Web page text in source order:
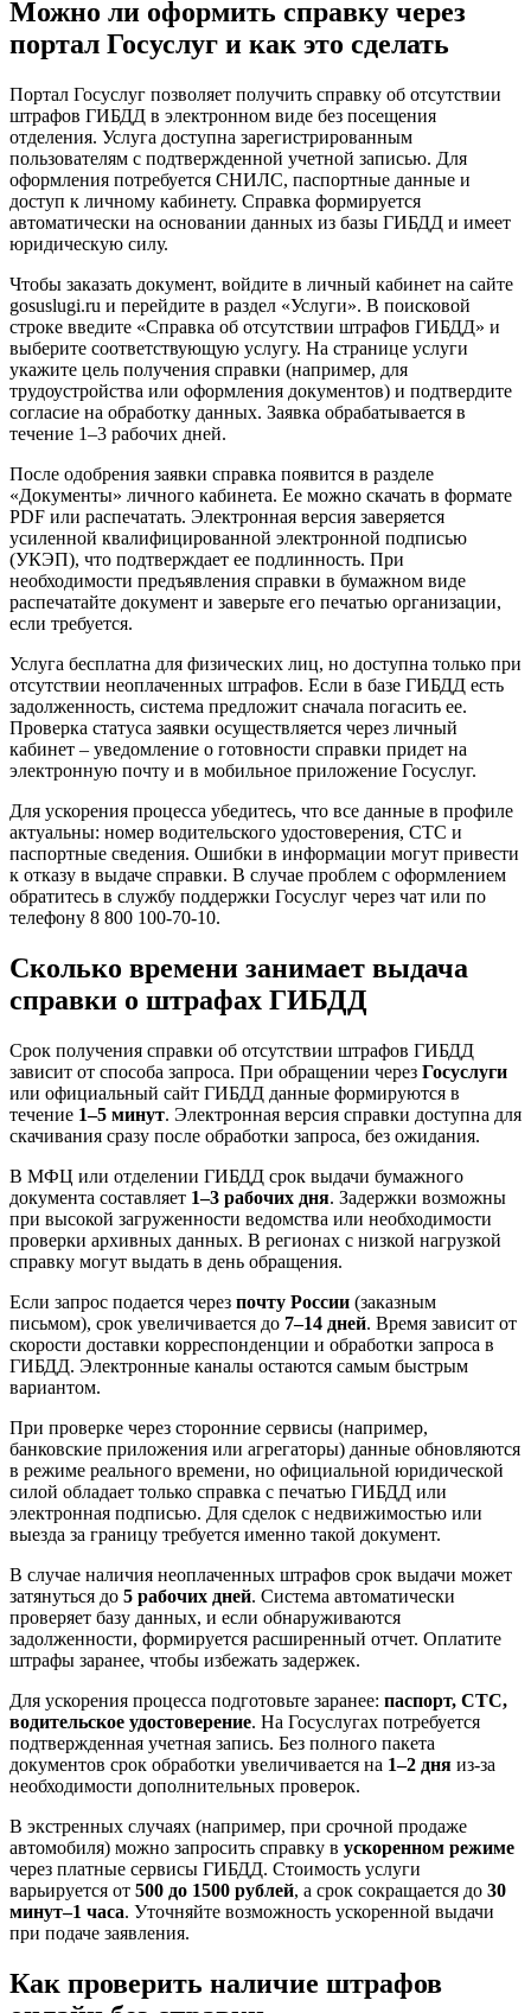
Можно ли оформить справку через
портал Госуслуг и как это сделать
Портал Госуслуг позволяет получить справку об отсутствии
штрафов ГИБДД в электронном виде без посещения
отделения. Услуга доступна зарегистрированным
пользователям с подтвержденной учетной записью. Для
оформления потребуется СНИЛС, паспортные данные и
доступ к личному кабинету. Справка формируется
автоматически на основании данных из базы ГИБДД и имеет
юридическую силу.
Чтобы заказать документ, войдите в личный кабинет на сайте
gosuslugi.ru и перейдите в раздел «Услуги». В поисковой
строке введите «Справка об отсутствии штрафов ГИБДД» и
выберите соответствующую услугу. На странице услуги
укажите цель получения справки (например, для
трудоустройства или оформления документов) и подтвердите
согласие на обработку данных. Заявка обрабатывается в
течение 1–3 рабочих дней.
После одобрения заявки справка появится в разделе
«Документы» личного кабинета. Ее можно скачать в формате
PDF или распечатать. Электронная версия заверяется
усиленной квалифицированной электронной подписью
(УКЭП), что подтверждает ее подлинность. При
необходимости предъявления справки в бумажном виде
распечатайте документ и заверьте его печатью организации,
если требуется.
Услуга бесплатна для физических лиц, но доступна только при
отсутствии неоплаченных штрафов. Если в базе ГИБДД есть
задолженность, система предложит сначала погасить ее.
Проверка статуса заявки осуществляется через личный
кабинет – уведомление о готовности справки придет на
электронную почту и в мобильное приложение Госуслуг.
Для ускорения процесса убедитесь, что все данные в профиле
актуальны: номер водительского удостоверения, СТС и
паспортные сведения. Ошибки в информации могут привести
к отказу в выдаче справки. В случае проблем с оформлением
обратитесь в службу поддержки Госуслуг через чат или по
телефону 8 800 100-70-10.
Сколько времени занимает выдача
справки о штрафах ГИБДД
Срок получения справки об отсутствии штрафов ГИБДД
зависит от способа запроса. При обращении через Госуслуги
или официальный сайт ГИБДД данные формируются в
течение 1–5 минут. Электронная версия справки доступна для
скачивания сразу после обработки запроса, без ожидания.
В МФЦ или отделении ГИБДД срок выдачи бумажного
документа составляет 1–3 рабочих дня. Задержки возможны
при высокой загруженности ведомства или необходимости
проверки архивных данных. В регионах с низкой нагрузкой
справку могут выдать в день обращения.
Если запрос подается через почту России (заказным
письмом), срок увеличивается до 7–14 дней. Время зависит от
скорости доставки корреспонденции и обработки запроса в
ГИБДД. Электронные каналы остаются самым быстрым
вариантом.
При проверке через сторонние сервисы (например,
банковские приложения или агрегаторы) данные обновляются
в режиме реального времени, но официальной юридической
силой обладает только справка с печатью ГИБДД или
электронная подписью. Для сделок с недвижимостью или
выезда за границу требуется именно такой документ.
В случае наличия неоплаченных штрафов срок выдачи может
затянуться до 5 рабочих дней. Система автоматически
проверяет базу данных, и если обнаруживаются
задолженности, формируется расширенный отчет. Оплатите
штрафы заранее, чтобы избежать задержек.
Для ускорения процесса подготовьте заранее: паспорт, СТС,
водительское удостоверение. На Госуслугах потребуется
подтвержденная учетная запись. Без полного пакета
документов срок обработки увеличивается на 1–2 дня из-за
необходимости дополнительных проверок.
В экстренных случаях (например, при срочной продаже
автомобиля) можно запросить справку в ускоренном режиме
через платные сервисы ГИБДД. Стоимость услуги
варьируется от 500 до 1500 рублей, а срок сокращается до 30
минут–1 часа. Уточняйте возможность ускоренной выдачи
при подаче заявления.
Как проверить наличие штрафов